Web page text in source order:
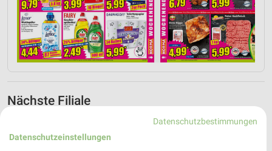
Nächste Filiale
Erfurter Str. 5
Datenschutzbestimmungen
Datenschutzeinstellungen